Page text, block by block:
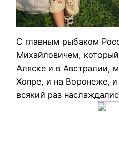
С главным рыбаком
Михайловичем,
Аляске и в Австралии,
Хопре, и на Воронеже,
всякий раз